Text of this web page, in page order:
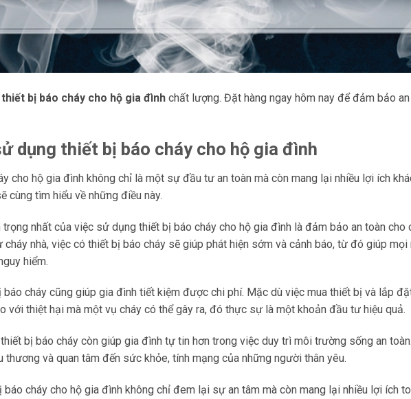
thiết bị báo cháy cho hộ gia đình chất lượng. Đặt hàng ngay hôm nay để đảm bảo
dụng thiết bị báo cháy cho hộ gia đình
cho hộ gia đình không chỉ là một sự đầu tư an toàn mà còn mang lại nhiều lợi ích
cùng tìm hiểu về những điều này.
nhất của việc sử dụng thiết bị báo cháy cho hộ gia đình là đảm bảo an toàn cho
nhà, việc có thiết bị báo cháy sẽ giúp phát hiện sớm và cảnh báo, từ đó giúp
hiểm.
cháy cũng giúp gia đình tiết kiệm được chi phí. Mặc dù việc mua thiết bị và lắp
với thiệt hại mà một vụ cháy có thể gây ra, đó thực sự là một khoản đầu tư hiệu quả.
bị báo cháy còn giúp gia đình tự tin hơn trong việc duy trì môi trường sống an
thương và quan tâm đến sức khỏe, tính mạng của những người thân yêu.
cháy cho hộ gia đình không chỉ đem lại sự an tâm mà còn mang lại nhiều lợi ích